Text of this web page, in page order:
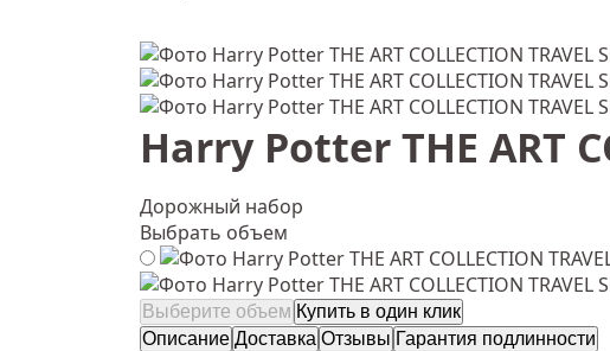
Harry Potter THE ART
Дорожный набор
Выбрать объем
Выберите объем Купить в один клик
Описание Доставка Отзывы Гарантия подлинности